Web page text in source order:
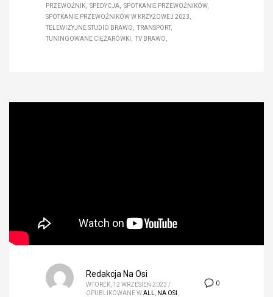
PRZEWOŹNIK
SPEDYCJA
SPOTKANIE PRZEWOŹNIKÓW
SPOTKANIE PRZEWOŹNIKÓW W KRZYŻOWEJ 2023
TELEWIZYJNE STUDIO BRAWO
TRANSPORT
TUNINGOWANE CIĘŻARÓWKI
TV BRAWO
0
Redakcja Na Osi
WTOREK, 12 WRZESIEŃ 2023 /
OPUBLIKOWANE WALL NA OSI